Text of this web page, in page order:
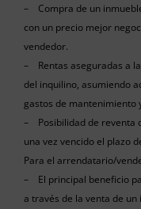
– Compra de un
con un precio mejor
vendedor.
– Rentas aseguradas a
del inquilino, asumiendo
gastos de mantenimiento
– Posibilidad de reventa
una vez vencido el plazo
Para el arrendatario/
– El principal beneficio
a través de la venta de